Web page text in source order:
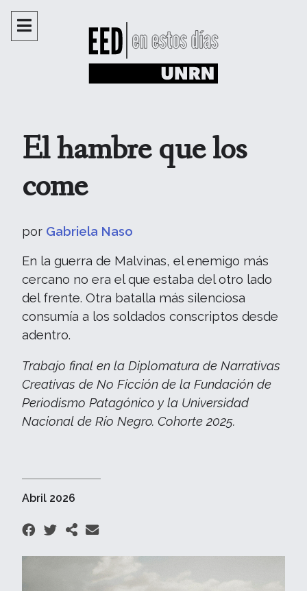
El hambre que los
come
por Gabriela Naso
En la guerra de Malvinas, el enemigo más
cercano no era el que estaba del otro lado
del frente. Otra batalla más silenciosa
consumía a los soldados conscriptos desde
adentro.
Trabajo final en la Diplomatura de Narrativas
Creativas de No Ficción de la Fundación de
Periodismo Patagónico y la Universidad
Nacional de Río Negro. Cohorte 2025.
Abril 2026